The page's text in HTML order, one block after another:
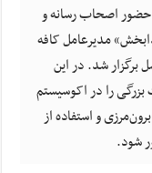
اصحاب رسانه و
مدیرعامل کافه
برگزار شد. در این
را در اکوسیستم
و استفاده از
شود.